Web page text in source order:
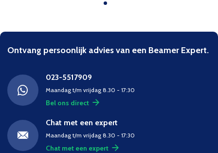
Ontvang persoonlijk advies van een Beamer Expert.
023-5517909
Maandag t/m vrijdag 8.30 - 17:30
Bel ons direct
Chat met een expert
Maandag t/m vrijdag 8.30 - 17:30
Chat met een expert